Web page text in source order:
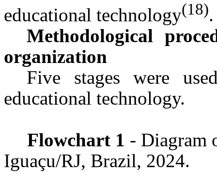
educational technology(18).
Methodological
organization
Five stages were
educational technology.
Flowchart 1 - Diagram
Iguaçu/RJ, Brazil, 2024.